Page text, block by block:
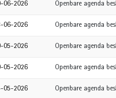
06-2026 Openbare agenda
06-2026 Openbare agenda
05-2026 Openbare agenda
05-2026 Openbare agenda
05-2026 Openbare agenda